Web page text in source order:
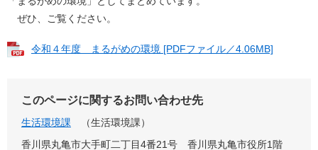
ぜひ、ご覧ください。
令和４年度 まるがめの環境 [PDFファイル／4.06MB]
このページに関するお問い合わせ先
生活環境課
生活環境課
香川県丸亀市大手町二丁目4番21号 香川県丸亀市役所1階